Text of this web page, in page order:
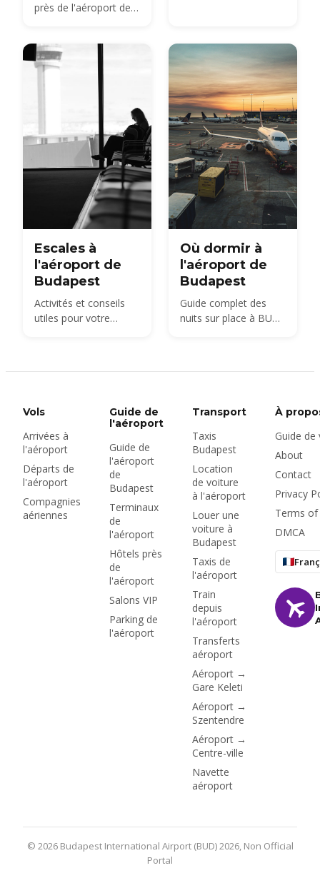
près de l'aéroport de
Budapest
Holiday, Smart, City
Break, Terminal,
Premium et la zone de
récupération des
Arrivées — avec les
tarifs de 2026, les
distances à pied et
l'option la moins chère
pour chaque durée de
séjour.
Escales à
l'aéroport de
Budapest
Activités et conseils
utiles pour votre
Où dormir à
l'aéroport de
Budapest
Guide complet des
nuits sur place à BUD :
Vols
Arrivées à
l'aéroport
Départs de
l'aéroport
Compagnies
aériennes
Guide de
l'aéroport
Guide de
l'aéroport
de
Budapest
Terminaux
de
l'aéroport
Hôtels près
de
l'aéroport
Salons VIP
Parking de
l'aéroport
Transport
Taxis
Budapest
Location
de voiture
à l'aéroport
Louer une
voiture à
Budapest
Taxis de
l'aéroport
Train
depuis
l'aéroport
Transferts
aéroport
Aéroport →
Gare Keleti
Aéroport →
Szentendre
Aéroport →
Centre-ville
Navette
aéroport
À
Guide de
About
Contact
Privacy
Terms of
DMCA
© 2026 Budapest International Airport (BUD) 2026, Non Official
Portal